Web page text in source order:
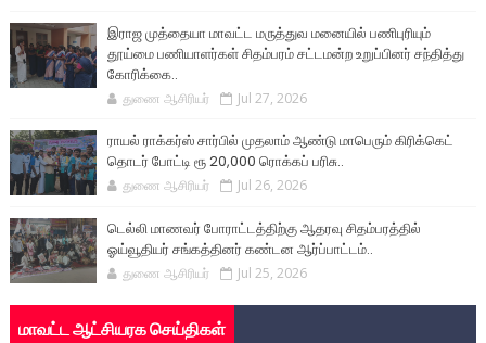
இராஜ முத்தையா மாவட்ட மருத்துவ மனையில் பணிபுரியும்
தூய்மை பணியாளர்கள் சிதம்பரம் சட்டமன்ற உறுப்பினர் சந்தித்து
கோரிக்கை..
துணை ஆசிரியர் Jul 27, 2026
ராயல் ராக்கர்ஸ் சார்பில் முதலாம் ஆண்டு மாபெரும் கிரிக்கெட்
தொடர் போட்டி ரூ 20,000 ரொக்கப் பரிசு..
துணை ஆசிரியர் Jul 26, 2026
டெல்லி மாணவர் போராட்டத்திற்கு ஆதரவு சிதம்பரத்தில்
ஓய்வூதியர் சங்கத்தினர் கண்டன ஆர்ப்பாட்டம்..
துணை ஆசிரியர் Jul 25, 2026
மாவட்ட ஆட்சியரக செய்திகள்